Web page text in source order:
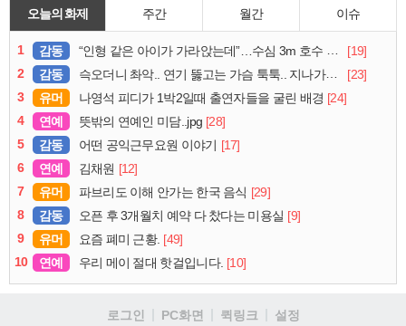
오늘의 화제 주간 월간 이슈
1 감동 “인형 같은 아이가 가라앉는데”…수심 3m 호수 뛰어든 60대 의인
[19]
2
감동 슥오더니 촤악.. 연기 뚫고는 가슴 툭툭.. 지나가던 아재의 정체
[23]
3
유머 나영석 피디가 1박2일때 출연자들을 굴린 배경 [24]
4
연예 뜻밖의 연예인 미담..jpg [28]
5
감동 어떤 공익근무요원 이야기 [17]
6
연예 김채원 [12]
7
유머 파브리도 이해 안가는 한국 음식 [29]
8
감동 오픈 후 3개월치 예약 다 찼다는 미용실 [9]
9
유머 요즘 폐미 근황. [49]
10
연예 우리 메이 절대 핫걸입니다. [10]
로그인 PC화면 퀵링크
설정